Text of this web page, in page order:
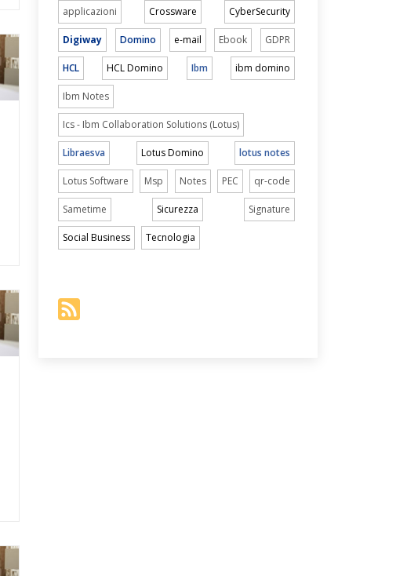
applicazioni Crossware CyberSecurity
Digiway Domino e-mail Ebook GDPR
HCL HCL Domino Ibm ibm domino
Ibm Notes
Ics - Ibm Collaboration Solutions (Lotus)
Libraesva Lotus Domino lotus notes
Lotus Software Msp Notes PEC qr-code
Sametime Sicurezza Signature
Social Business Tecnologia